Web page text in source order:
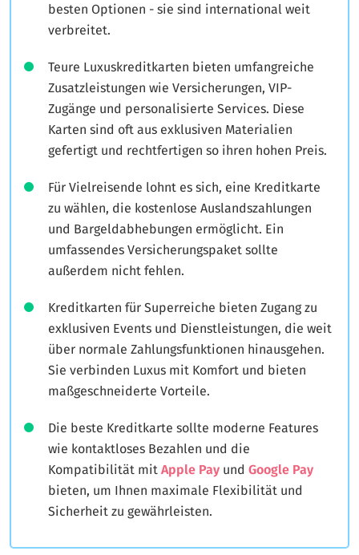
besten Optionen - sie sind international weit
verbreitet.
Teure Luxuskreditkarten bieten umfangreiche
Zusatzleistungen wie Versicherungen, VIP-
Zugänge und personalisierte Services. Diese
Karten sind oft aus exklusiven Materialien
gefertigt und rechtfertigen so ihren hohen Preis.
Für Vielreisende lohnt es sich, eine Kreditkarte
zu wählen, die kostenlose Auslandszahlungen
und Bargeldabhebungen ermöglicht. Ein
umfassendes Versicherungspaket sollte
außerdem nicht fehlen.
Kreditkarten für Superreiche bieten Zugang zu
exklusiven Events und Dienstleistungen, die weit
über normale Zahlungsfunktionen hinausgehen.
Sie verbinden Luxus mit Komfort und bieten
maßgeschneiderte Vorteile.
Die beste Kreditkarte sollte moderne Features
wie kontaktloses Bezahlen und die
Kompatibilität mit Apple Pay und Google Pay
bieten, um Ihnen maximale Flexibilität und
Sicherheit zu gewährleisten.